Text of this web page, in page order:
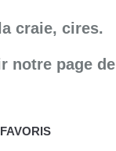
craie, cires.
notre page de